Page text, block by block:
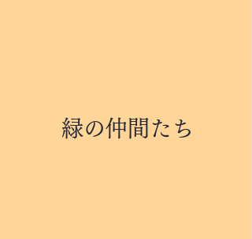
緑の仲間たち